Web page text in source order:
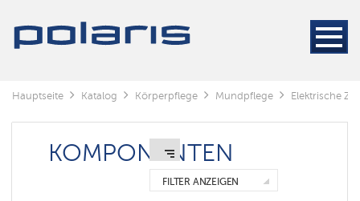
Hauptseite Katalog Körperpflege Mundpflege Elektrische
KOMPONENTEN
FILTER ANZEIGEN
Elektrische
Zahnbürsten
Зубные
пасты
Komponenten